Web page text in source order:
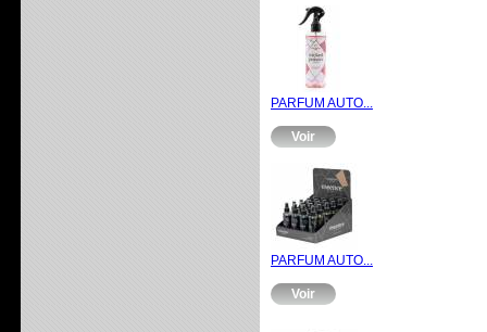
PARFUM AUTO...
Voir
PARFUM AUTO...
Voir